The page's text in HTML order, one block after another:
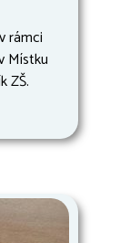
rámci
Místku
ZŠ.